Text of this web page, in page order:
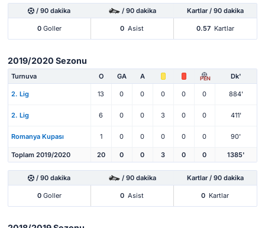
/ 90 dakika / 90 dakika Kartlar / 90 dakika
0Goller 0 Asist 0.57 Kartlar
2019/2020 Sezonu
Turnuva O GA A PEN Dk'
2. Lig 13 0 0 0 0 0 884'
2. Lig 6 0 0 3 0 0 411'
Romanya Kupası 1 0 0 0 0 0 90'
Toplam 2019/2020 20 0 0 3 0 0 1385'
/ 90 dakika / 90 dakika Kartlar / 90 dakika
0Goller 0 Asist 0 Kartlar